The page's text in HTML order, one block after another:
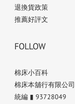
退換貨政策
推薦好評文
FOLLOW
棉床小百科
棉床本舖行有限公司
統編 ▮ 93728049